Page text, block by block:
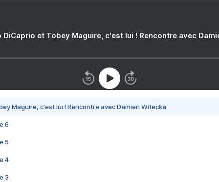
DiCaprio et Tobey Maguire, c'est lui ! Rencontre avec
Maguire, c'est lui ! Rencontre avec Damien Witecka
6
5
4
3